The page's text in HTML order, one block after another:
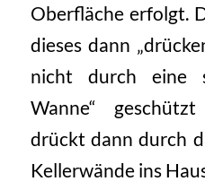
Oberfläche erfolgt.
dieses dann
nicht durch eine
Wanne“
drückt dann durch
Kellerwände ins